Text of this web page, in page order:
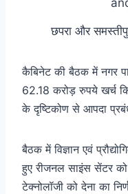
छपरा और
कैबिनेट की बैठक में नगर
62.18 करोड़ रुपये खर्च
के दृष्टिकोण से आपदा
बैठक में विज्ञान एवं
हुए रीजनल साइंस सेंटर
टेक्नोलॉजी को देना का